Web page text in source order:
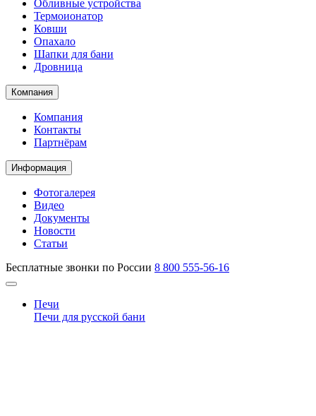
Обливные устройства
Термоионатор
Ковши
Опахало
Шапки для бани
Дровница
Компания
Компания
Контакты
Партнёрам
Информация
Фотогалерея
Видео
Документы
Новости
Статьи
Бесплатные звонки по России 8 800 555-56-16
Печи
Печи для русской бани